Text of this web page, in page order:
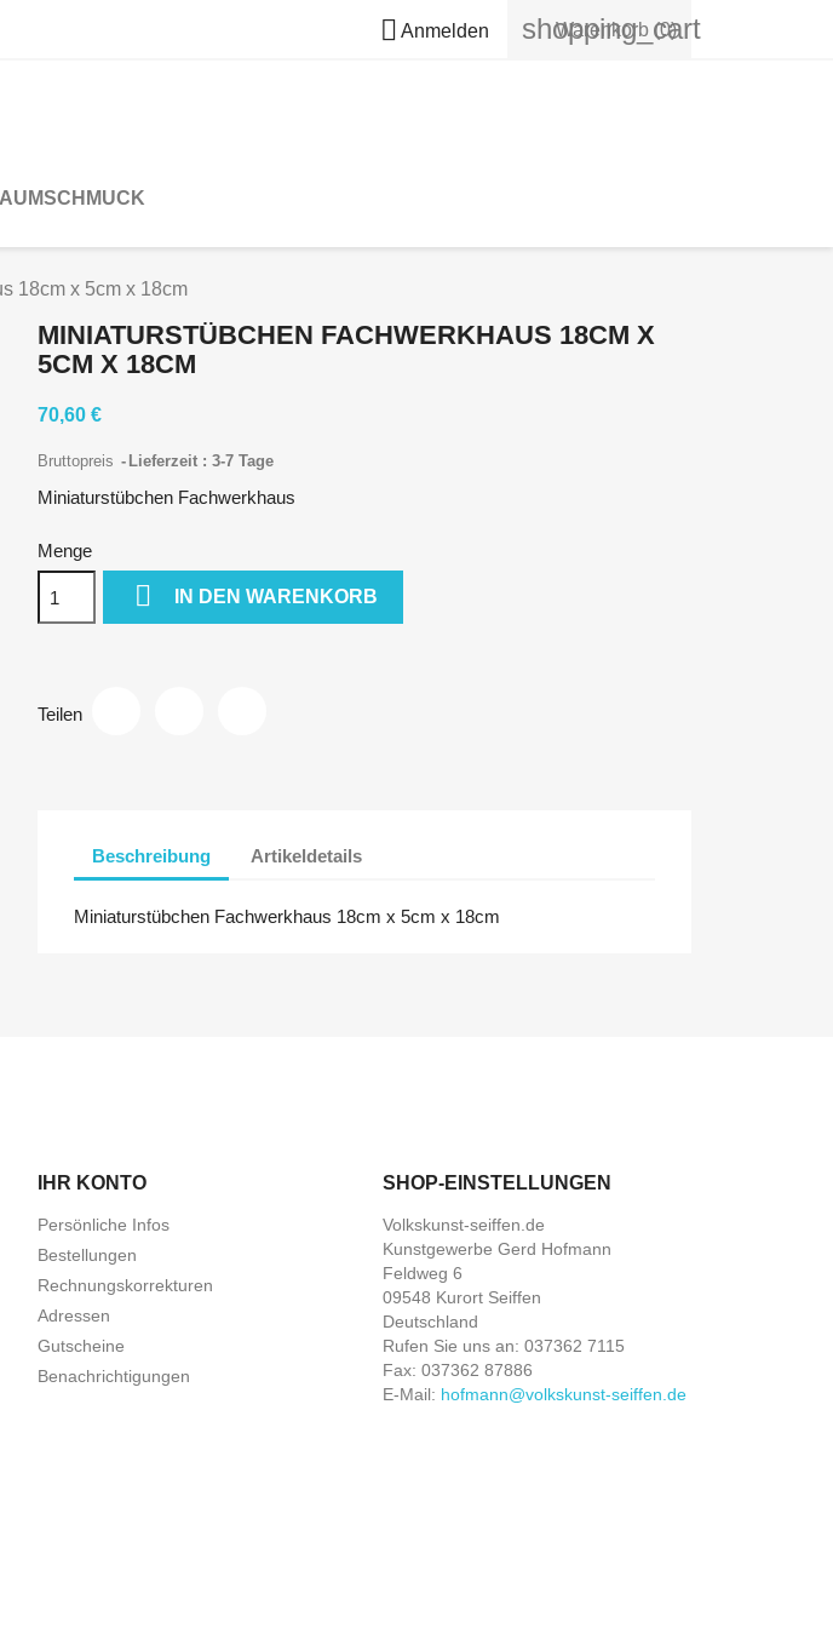
 Anmelden shopping_cart
Warenkorb (0)
18cm x 5cm x 18cm
MINIATURSTÜBCHEN FACHWERKHAUS 18CM X
5CM X 18CM
70,60 €
Bruttopreis Lieferzeit : 3-7 Tage
Miniaturstübchen Fachwerkhaus
Menge
 IN DEN WARENKORB
Teilen
Beschreibung Artikeldetails
Miniaturstübchen Fachwerkhaus 18cm x 5cm x 18cm
IHR KONTO
Persönliche Infos
Bestellungen
Rechnungskorrekturen
Adressen
Gutscheine
Benachrichtigungen
SHOP-EINSTELLUNGEN
Volkskunst-seiffen.de
Kunstgewerbe Gerd Hofmann
Feldweg 6
09548 Kurort Seiffen
Deutschland
Rufen Sie uns an: 037362 7115
Fax: 037362 87886
E-Mail: hofmann@volkskunst-seiffen.de